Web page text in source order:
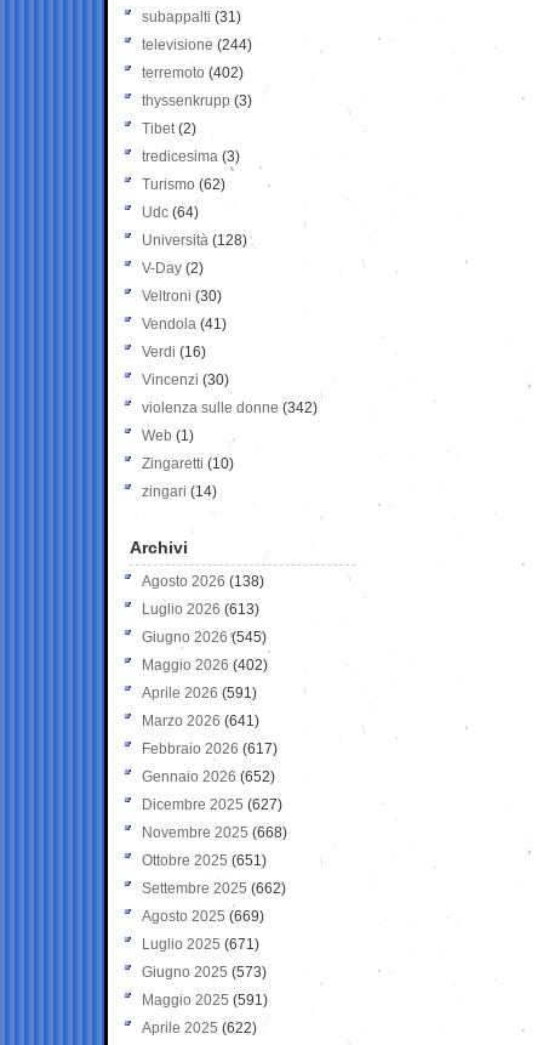
subappalti (31)
televisione(244)
terremoto (402)
thyssenkrupp (3)
Tibet(2)
tredicesima (3)
Turismo (62)
Udc (64)
Università (128)
V-Day (2)
Veltroni (30)
Vendola (41)
Verdi (16)
Vincenzi (30)
violenza sulle donne (342)
Web (1)
Zingaretti (10)
zingari (14)
Archivi
Agosto 2026 (138)
Luglio 2026 (613)
Giugno 2026 (545)
Maggio 2026 (402)
Aprile 2026 (591)
Marzo 2026 (641)
Febbraio 2026 (617)
Gennaio 2026 (652)
Dicembre 2025 (627)
Novembre 2025 (668)
Ottobre 2025 (651)
Settembre 2025 (662)
Agosto 2025 (669)
Luglio 2025 (671)
Giugno 2025 (573)
Maggio 2025 (591)
Aprile 2025 (622)